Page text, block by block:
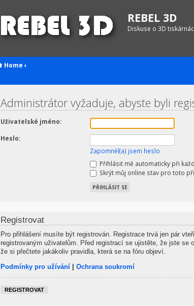
REBEL 3D
Diskuse o 3D
Home ‹
Administrátor vyžaduje, abyste byli
Uživatelské jméno:
Heslo:
Zapomněl(a) jsem heslo
Přihlásit mě automaticky při
Skrýt můj online stav pro toto
Registrovat
Pro přihlášení musíte být registrován. Registrace trvá jen pár
registrovaným uživatelům. Před registrací se ujistěte, že jste se
že si přečtete jakákoliv pravidla, která se na fóru objeví.
Podmínky pro užívání | Ochrana soukromí
REGISTROVAT